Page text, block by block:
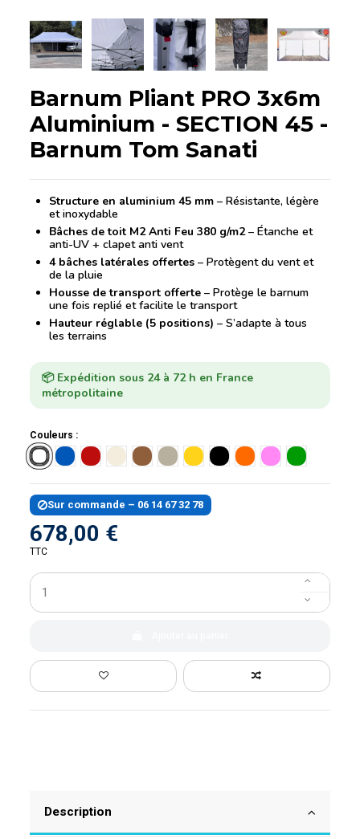
Barnum Pliant PRO 3x6m
Aluminium - SECTION 45 -
Barnum Tom Sanati
Structure en aluminium 45 mm – Résistante, légère
et inoxydable
Bâches de toit M2 Anti Feu 380 g/m2– Étanche et
anti-UV + clapet anti vent
4 bâches latérales offertes – Protègent du vent et
de la pluie
Housse de transport offerte – Protège le barnum
une fois replié et facilite le transport
Hauteur réglable (5 positions) – S’adapte à tous
les terrains
📦 Expédition sous 24 à 72 h en France
métropolitaine
Couleurs :
Blanc Bleu Rouge Sable CaramelGris Jaune Noir Orange Rose Vert
Sur commande – 06 14 67 32 78
678,00 €
TTC
Description